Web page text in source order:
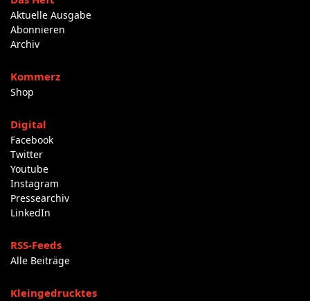
Aktuelle Ausgabe
Abonnieren
Archiv
Kommerz
Shop
Digital
Facebook
Twitter
Youtube
Instagram
Pressearchiv
LinkedIn
RSS-Feeds
Alle Beiträge
Kleingedrucktes